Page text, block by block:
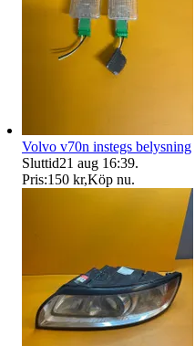
Volvo v70n instegs belysning
Sluttid21 aug 16:39.
Pris:150 kr,Köp nu.